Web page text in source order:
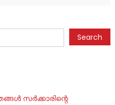
Search
സർക്കാരിന്റെ